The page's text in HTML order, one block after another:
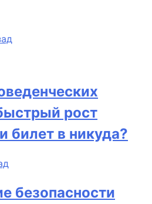
рост
билет в никуда?
безопасности